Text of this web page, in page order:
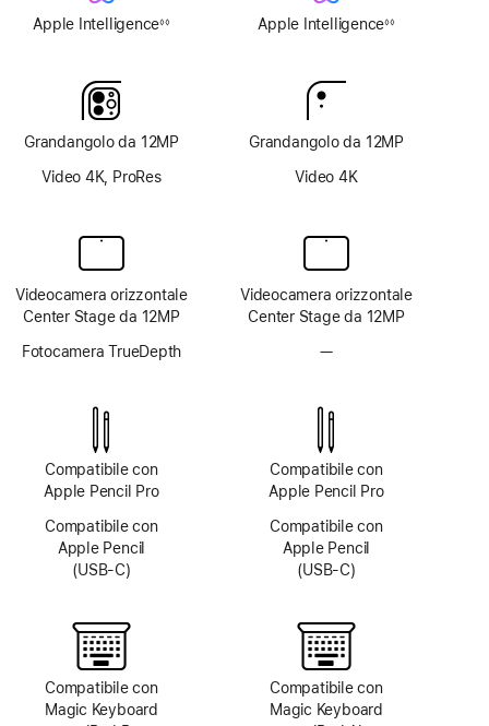
Apple Intelligence◊◊
Grandangolo da 12MP
Video 4K, ProRes
Videocamera orizzontale
Center Stage da 12MP
Fotocamera TrueDepth
Compatibile con
Apple Pencil Pro
Compatibile con
Apple Pencil
(USB‑C)
Compatibile con
Magic Keyboard
Apple Intelligence◊◊
Grandangolo da 12MP
Video 4K
Videocamera orizzontale
Center Stage da 12MP
—Fotocamera
disponibile
Compatibile con
Apple Pencil Pro
Compatibile con
Apple Pencil
(USB‑C)
Compatibile con
Magic Keyboard